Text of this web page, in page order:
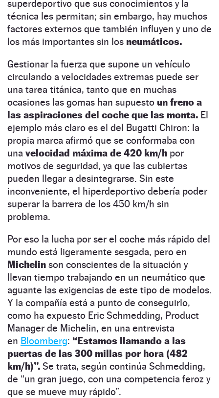
superdeportivo que sus conocimientos y la
técnica les permitan; sin embargo, hay muchos
factores externos que también influyen y uno de
los más importantes sin los neumáticos.
Gestionar la fuerza que supone un vehículo
circulando a velocidades extremas puede ser
una tarea titánica, tanto que en muchas
ocasiones las gomas han supuesto un freno a
las aspiraciones del coche que las monta. El
ejemplo más claro es el del Bugatti Chiron: la
propia marca afirmó que se conformaba con
una velocidad máxima de 420 km/h por
motivos de seguridad, ya que las cubiertas
pueden llegar a desintegrarse. Sin este
inconveniente, el hiperdeportivo debería poder
superar la barrera de los 450 km/h sin
problema.
Por eso la lucha por ser el coche más rápido del
mundo está ligeramente sesgada, pero en
Michelin son conscientes de la situación y
llevan tiempo trabajando en un neumático que
aguante las exigencias de este tipo de modelos.
Y la compañía está a punto de conseguirlo,
como ha expuesto Eric Schmedding, Product
Manager de Michelin, en una entrevista
en Bloomberg: “Estamos llamando a las
puertas de las 300 millas por hora (482
km/h)”. Se trata, según continúa Schmedding,
de “un gran juego, con una competencia feroz y
que se mueve muy rápido”.